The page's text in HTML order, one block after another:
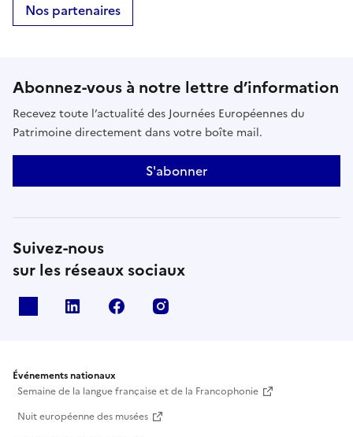
Nos partenaires
Abonnez-vous à notre lettre d’information
Recevez toute l’actualité des Journées Européennes du
Patrimoine directement dans votre boîte mail.
S'abonner
Suivez-nous
sur les réseaux sociaux
Linkedin Facebook
Événements nationaux
Semaine de la langue française et de la Francophonie
Nuit européenne des musées